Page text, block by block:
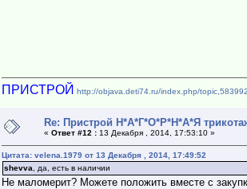
ПРИСТРОЙ http://objava.deti74.ru/index.php/
Re: Пристрой Н*А*Г*О*Р*Н*А*Я
« Ответ #12 :13 Декабря , 2014, 17:53:10 »
Цитата: velena.1979 от 13 Декабря , 2014, 17:49:52
shevva , да, есть в наличии
Не маломерит? Можете положить вместе с